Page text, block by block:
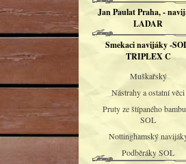
Jan Paulat Praha, -
LADAR
Smekaci navijáky -
TRIPLEX C
Muškařský
Nástrahy a ostatní věci
Pruty ze štípaného
SOL
Nottinghamský
Podběráky SOL